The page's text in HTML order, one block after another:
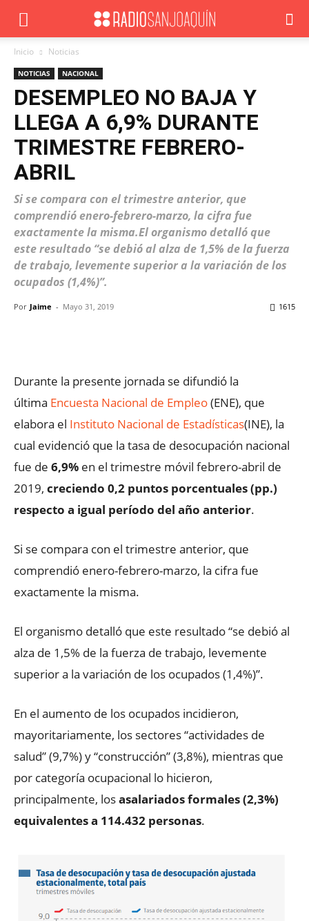
Inicio Noticias
NOTICIAS NACIONAL
DESEMPLEO NO BAJA Y
LLEGA A 6,9% DURANTE
TRIMESTRE FEBRERO-
ABRIL
Si se compara con el trimestre anterior, que
comprendió enero-febrero-marzo, la cifra fue
exactamente la misma.El organismo detalló que
este resultado “se debió al alza de 1,5% de la fuerza
de trabajo, levemente superior a la variación de los
ocupados (1,4%)”.
Por Jaime - Mayo 31, 2019 1615
Durante la presente jornada se difundió la
última Encuesta Nacional de Empleo(ENE), que
elabora el Instituto Nacional de Estadísticas(INE), la
cual evidenció que la tasa de desocupación nacional
fue de 6,9% en el trimestre móvil febrero-abril de
2019, creciendo 0,2 puntos porcentuales (pp.)
respecto a igual período del año anterior.
Si se compara con el trimestre anterior, que
comprendió enero-febrero-marzo, la cifra fue
exactamente la misma.
El organismo detalló que este resultado “se debió al
alza de 1,5% de la fuerza de trabajo, levemente
superior a la variación de los ocupados (1,4%)”.
En el aumento de los ocupados incidieron,
mayoritariamente, los sectores “actividades de
salud” (9,7%) y “construcción” (3,8%), mientras que
por categoría ocupacional lo hicieron,
principalmente, losasalariados formales (2,3%)
equivalentes a 114.432 personas.